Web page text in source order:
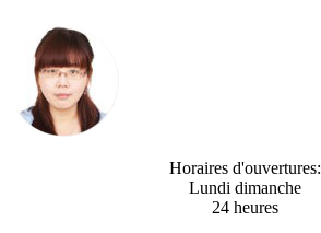
Horaires d'ouvertures:
Lundi dimanche
24 heures